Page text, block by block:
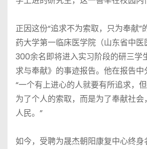
正因这份“追求不为索取，只为奉献”
药大学第一临床医学院（山东省中
300余名即将进入实习阶段的研三学
求与奉献》的事迹报告。他在报告中
“一个有上进心的人就要有所追求，
为了个人的索取，而是为了奉献社
人民。”
如今，受聘为晟杰朝阳康复中心终